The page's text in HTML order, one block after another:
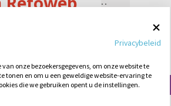
Privacybeleid
onze bezoekersgegevens, om onze website te
tonen en om u een geweldige website-ervaring te
die we gebruiken opent u de instellingen.